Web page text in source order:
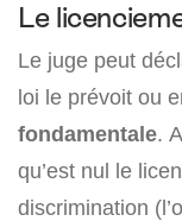
Le
Le juge peut
loi le prévoit ou
fondamentale.
qu’est nul le
discrimination